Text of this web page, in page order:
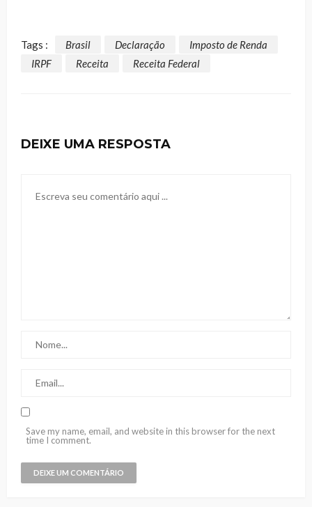
Tags : Brasil Declaração
Imposto de Renda
IRPF
Receita Receita Federal
DEIXE UMA RESPOSTA
Save my name, email, and website in this browser for the next
time I comment.